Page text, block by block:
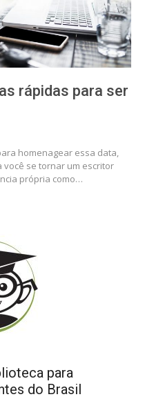
rápidas para ser
homenagear essa data,
você se tornar um escritor
própria como…
para
do Brasil